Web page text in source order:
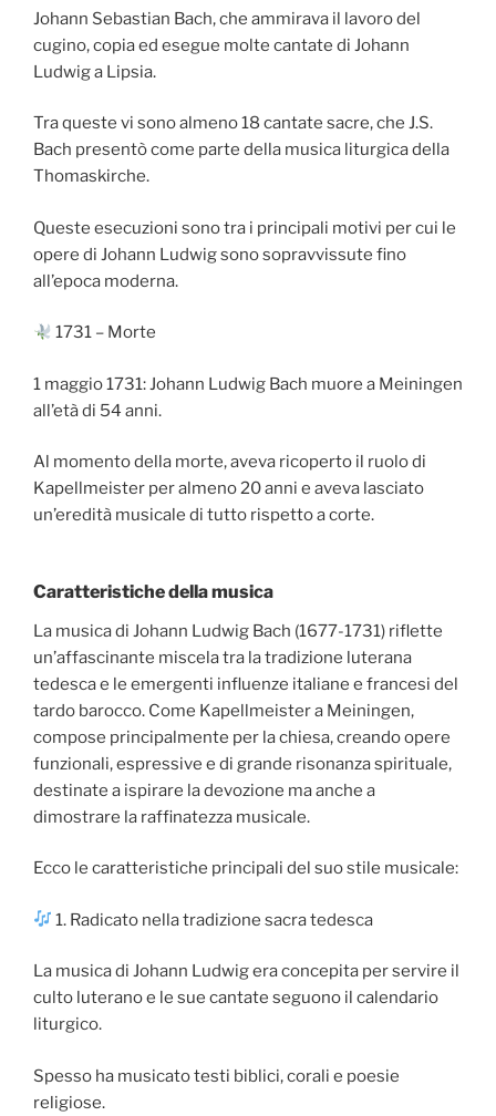
Johann Sebastian Bach, che ammirava il lavoro del
cugino, copia ed esegue molte cantate di Johann
Ludwig a Lipsia.
Tra queste vi sono almeno 18 cantate sacre, che J.S.
Bach presentò come parte della musica liturgica della
Thomaskirche.
Queste esecuzioni sono tra i principali motivi per cui le
opere di Johann Ludwig sono sopravvissute fino
all’epoca moderna.
1731 – Morte
1 maggio 1731: Johann Ludwig Bach muore a Meiningen
all’età di 54 anni.
Al momento della morte, aveva ricoperto il ruolo di
Kapellmeister per almeno 20 anni e aveva lasciato
un’eredità musicale di tutto rispetto a corte.
Caratteristiche della musica
La musica di Johann Ludwig Bach (1677-1731) riflette
un’affascinante miscela tra la tradizione luterana
tedesca e le emergenti influenze italiane e francesi del
tardo barocco. Come Kapellmeister a Meiningen,
compose principalmente per la chiesa, creando opere
funzionali, espressive e di grande risonanza spirituale,
destinate a ispirare la devozione ma anche a
dimostrare la raffinatezza musicale.
Ecco le caratteristiche principali del suo stile musicale:
1. Radicato nella tradizione sacra tedesca
La musica di Johann Ludwig era concepita per servire il
culto luterano e le sue cantate seguono il calendario
liturgico.
Spesso ha musicato testi biblici, corali e poesie
religiose.